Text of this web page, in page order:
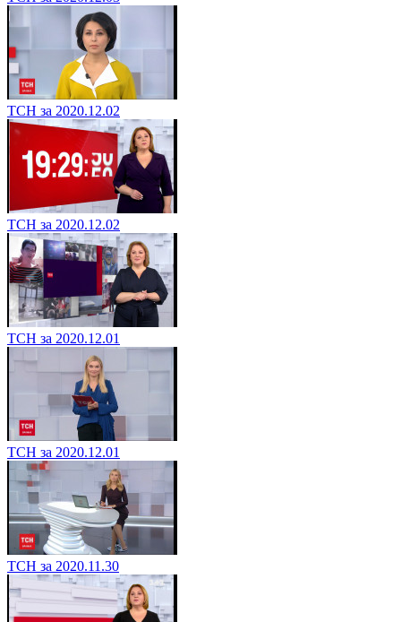
ТСН за 2020.12.02
ТСН за 2020.12.02
ТСН за 2020.12.01
ТСН за 2020.12.01
ТСН за 2020.11.30